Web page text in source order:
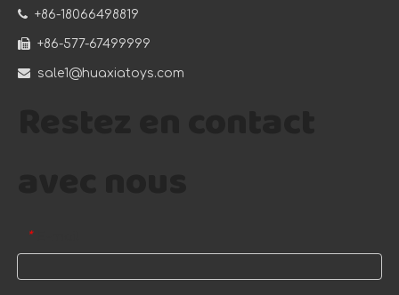
 +86-18066498819
 +86-577-67499999
 sale1@huaxiatoys.com
*